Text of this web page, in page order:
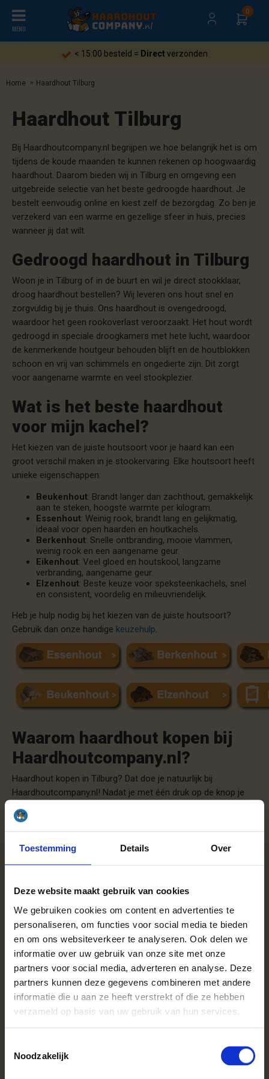
Toestemming Details Over
Deze website maakt gebruik van cookies
We gebruiken cookies om content en advertenties te
personaliseren, om functies voor social media te bieden
en om ons websiteverkeer te analyseren. Ook delen we
informatie over uw gebruik van onze site met onze
partners voor social media, adverteren en analyse. Deze
partners kunnen deze gegevens combineren met andere
informatie die u aan ze heeft verstrekt of die ze hebben
verzameld op basis van uw gebruik van hun services.
Noodzakelijk
MENU
0
< 15:00 besteld = Direct verzonden
Home Haardhout Tilburg
Haardhout Tilburg
Bij Haardhoutcompany.nl begrijpen we hoe belangrijk het is om
tijdens de koude maanden te kunnen rekenen op hoogwaardig
haardhout. Daarom bieden wij in Tilburg en omgeving een
uitgebreide selectie van het beste gedroogde haardhout. Je
bestelt eenvoudig online en kiest zelf de bezorgdag. Zo ben je
verzekerd van een warme en gezellige sfeer in huis, precies
wanneer jij dat wilt.
Gedroogd haardhout in Tilburg
Woon je in Tilburg of in de buurt en wil je direct stookklaar,
droog haardhout bestellen? Wij leveren ons hout snel en
zorgvuldig bij je thuis. Ons haardhout is ovengedroogd,
waardoor het geen rookoverlast veroorzaakt. Het hout wordt
gedroogd in speciale droogkamers met hete lucht, waardoor
de kenmerkende houtgeur behouden blijft en de houtblokken
schoon en vrij van schimmels en ongedierte zijn. Dit zorgt
voor aangename warmte en veel stookplezier.
Wat is het beste haardhout
voor mijn kachel?
Het kiezen van de juiste houtsoort voor je haard kan een
groot verschil maken in je stookervaring. Elke houtsoort heeft
unieke eigenschappen:
Beukenhout: Brandt langer dan zachthout, gemakkelijk
aan te steken, hoogste warmte per kilogram.
Essenhout: Weinig rook, brandt lang en gelijkmatig,
ideaal voor open haarden en houtkachels.
Berkenhout: Snelle ontbranding, mooie vlammen,
weinig rook en een aangename geur.
Eikenhout: Veel gloed en houtskool, langzame
verbranding, aangename geur.
Elzenhout: Beste keuze voor speksteenkachels, snel
en consistent, voordelig en milieuvriendelijk.
Heb je hulp nodig bij het kiezen van de juiste houtsoort?
Gebruik dan onze handige keuzehulp.
Waarom haardhout kopen bij
Haardhoutcompany.nl?
Haardhout kopen in Tilburg? Dat doe je natuurlijk bij
Haardhoutcompany.nl! Nadat je met één druk op de knop je
hout hebt besteld, houden wij je op de hoogte van de levering.
Een dag voor de geplande levering bij jou in Tilburg ontvang je
wordt gestapeld geleverd op stevige pallets. Je bestelt veilig
en snel en wij regelen de rest. Je zult geen spijt krijgen van je
week vrijdag werd weer een nieuwe pallet beukenhout
geleverd en wist ik weer waarom ik al jaren klant bent:
eenvoudig besteld, snel volgens afspraak geleverd en opnieuw
perfect hout! En dat allemaal voor een eerlijke prijs. Heel fijn; ik
ben fan!"
Review via Feedbackcompany.
Haardhout gratis thuisbezorgd
Wil je haardhout bestellen zonder extra kosten voor